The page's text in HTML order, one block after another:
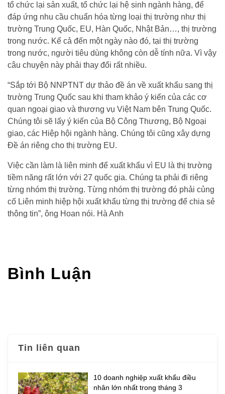
tổ chức lại sản xuất, tổ chức lại hệ sinh ngành hàng, để
đáp ứng nhu cầu chuẩn hóa từng loại thị trường như thị
trường Trung Quốc, EU, Hàn Quốc, Nhật Bản…, thị trường
trong nước. Kể cả đến một ngày nào đó, tại thị trường
trong nước, người tiêu dùng không còn dễ tính nữa. Vì vậy
câu chuyện này phải thay đổi rất nhiều.
“Sắp tới Bộ NNPTNT dự thảo đề án về xuất khẩu sang thị
trường Trung Quốc sau khi tham khảo ý kiến của các cơ
quan ngoại giao và thương vụ Việt Nam bên Trung Quốc.
Chúng tôi sẽ lấy ý kiến của Bộ Công Thương, Bộ Ngoại
giao, các Hiệp hội ngành hàng. Chúng tôi cũng xây dựng
Đề án riêng cho thị trường EU.
Việc cần làm là liên minh để xuất khẩu vì EU là thị trường
tiềm năng rất lớn với 27 quốc gia. Chúng ta phải đi riêng
từng nhóm thị trường. Từng nhóm thị trường đó phải củng
cố Liên minh hiệp hội xuất khẩu từng thị trường để chia sẻ
thông tin”, ông Hoan nói. Hà Anh
Bình Luận
Tin liên quan
10 doanh nghiệp xuất khẩu điều
nhân lớn nhất trong tháng 3